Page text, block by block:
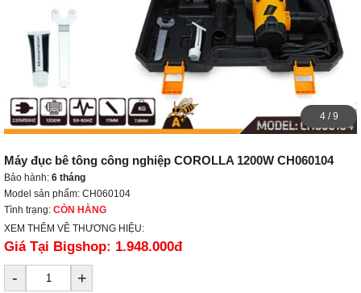
4/9
Máy đục bê tông công nghiệp COROLLA 1200W CH060104
Bảo hành: 6 tháng
Model sản phẩm: CH060104
Tình trạng: CÒN HÀNG
XEM THÊM VỀ THƯƠNG HIỆU:
Giá Tại Bigshop: 1.948.000đ
- +